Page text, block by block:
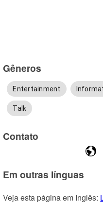
Gêneros
Entertainment
Talk
Contato
Em outras línguas
Veja esta página em Inglês: